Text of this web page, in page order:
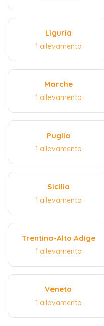
Liguria
1 allevamento
Marche
1 allevamento
Puglia
1 allevamento
Sicilia
1 allevamento
Trentino-Alto Adige
1 allevamento
Veneto
1 allevamento